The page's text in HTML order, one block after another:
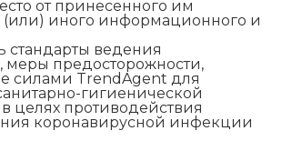
от принесенного им
(или) иного информационного и
стандарты ведения
меры предосторожности,
силами TrendAgent для
гигиенической
целях противодействия
коронавирусной инфекции